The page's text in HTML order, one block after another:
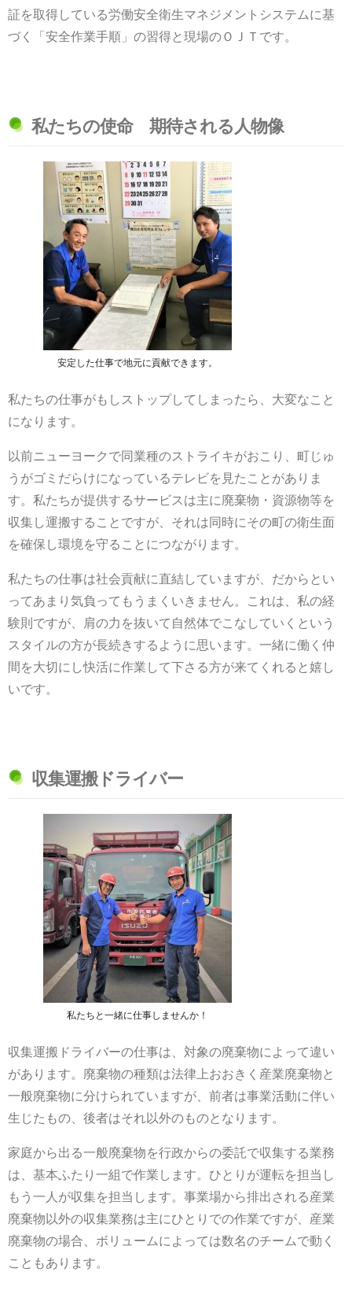
証を取得している労働安全衛生マネジメントシステムに基
づく「安全作業手順」の習得と現場のＯＪＴです。
私たちの使命 期待される人物像
安定した仕事で地元に貢献できます。
私たちの仕事がもしストップしてしまったら、大変なこと
になります。
以前ニューヨークで同業種のストライキがおこり、町じゅ
うがゴミだらけになっているテレビを見たことがありま
す。私たちが提供するサービスは主に廃棄物・資源物等を
収集し運搬することですが、それは同時にその町の衛生面
を確保し環境を守ることにつながります。
私たちの仕事は社会貢献に直結していますが、だからとい
ってあまり気負ってもうまくいきません。これは、私の経
験則ですが、肩の力を抜いて自然体でこなしていくという
スタイルの方が長続きするように思います。一緒に働く仲
間を大切にし快活に作業して下さる方が来てくれると嬉し
いです。
収集運搬ドライバー
私たちと一緒に仕事しませんか！
収集運搬ドライバーの仕事は、対象の廃棄物によって違い
があります。廃棄物の種類は法律上おおきく産業廃棄物と
一般廃棄物に分けられていますが、前者は事業活動に伴い
生じたもの、後者はそれ以外のものとなります。
家庭から出る一般廃棄物を行政からの委託で収集する業務
は、基本ふたり一組で作業します。ひとりが運転を担当し
もう一人が収集を担当します。事業場から排出される産業
廃棄物以外の収集業務は主にひとりでの作業ですが、産業
廃棄物の場合、ボリュームによっては数名のチームで動く
こともあります。